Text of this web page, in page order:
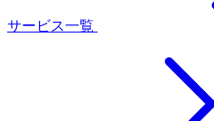
サービス一覧